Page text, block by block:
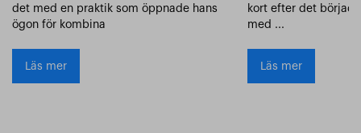
det med en praktik som öppnade hans
ögon för kombina
Läs mer
kort efter det
med ...
Läs mer